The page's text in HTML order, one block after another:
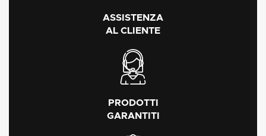
ASSISTENZA
AL CLIENTE
PRODOTTI
GARANTITI